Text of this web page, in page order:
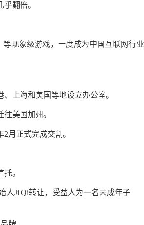
翻倍。
现象级游戏，一度成为中国互联网行业
上海和美国等地设立办公室。
美国加州。
月正式完成交割。
。
人Ji Qi转让，受益人为一名未成年子